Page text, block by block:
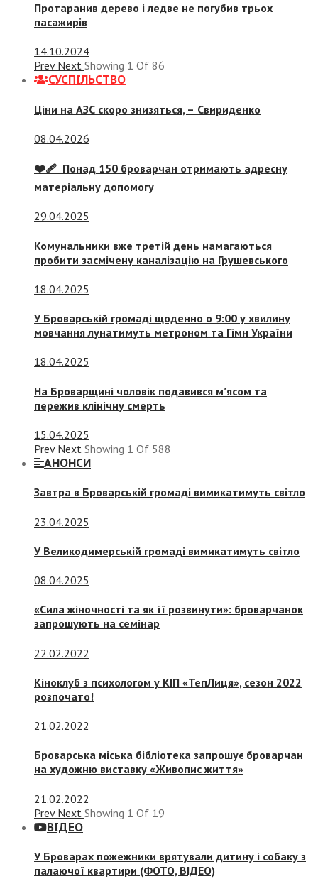
Протаранив дерево і ледве не погубив трьох
пасажирів
14.10.2024
Prev Next Showing 1 Of 86
СУСПIЛЬСТВО
Ціни на АЗС скоро знизяться, – Свириденко
08.04.2026
❤️‍🩹 Понад 150 броварчан отримають адресну
матеріальну допомогу
29.04.2025
Комунальники вже третій день намагаються
пробити засмічену каналізацію на Грушевського
18.04.2025
У Броварській громаді щоденно о 9:00 у хвилину
мовчання лунатимуть метроном та Гімн України
18.04.2025
На Броварщині чоловік подавився м’ясом та
пережив клінічну смерть
15.04.2025
Prev Next Showing 1 Of 588
АНОНСИ
Завтра в Броварській громаді вимикатимуть світло
23.04.2025
У Великодимерській громаді вимикатимуть світло
08.04.2025
«Сила жіночності та як її розвинути»: броварчанок
запрошують на семінар
22.02.2022
Кіноклуб з психологом у КІП «ТепЛиця», сезон 2022
розпочато!
21.02.2022
Броварська міська бібліотека запрошує броварчан
на художню виставку «Живопис життя»
21.02.2022
Prev Next Showing 1 Of 19
ВІДЕО
У Броварах пожежники врятували дитину і собаку з
палаючої квартири (ФОТО, ВІДЕО)